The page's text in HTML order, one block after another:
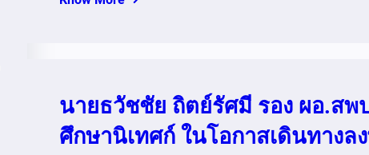
นายธวัชชัย ถิตย์รัศมี รอง ผอ.ส
ศึกษานิเทศก์ ในโอกาสเดินทางล